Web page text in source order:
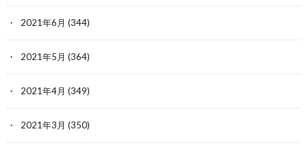
2021年6月 (344)
2021年5月 (364)
2021年4月 (349)
2021年3月 (350)